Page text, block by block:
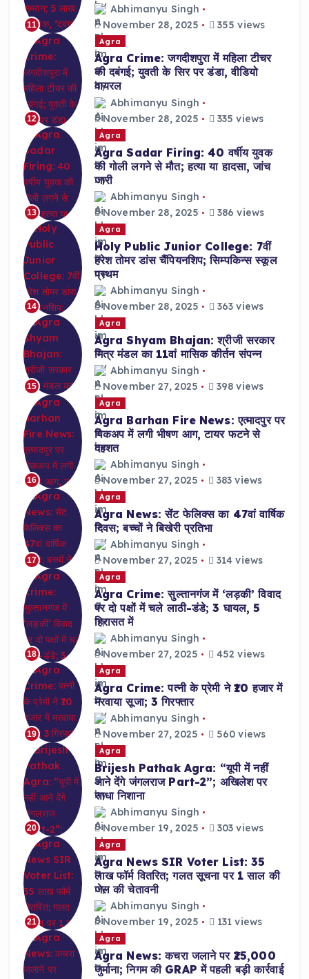
11
Abhimanyu Singh
November 28, 2025
355 views
12
Agra
Agra Crime: जगदीशपुरा में महिला टीचर
की दबंगई; युवती के सिर पर डंडा, वीडियो
वायरल
Abhimanyu Singh
November 28, 2025
335 views
13
Agra
Agra Sadar Firing: 40 वर्षीय युवक
की गोली लगने से मौत; हत्या या हादसा, जांच
जारी
Abhimanyu Singh
November 28, 2025
386 views
14
Agra
Holy Public Junior College: 7वीं
हरेश तोमर डांस चैंपियनशिप; सिम्पकिन्स स्कूल
प्रथम
Abhimanyu Singh
November 28, 2025
363 views
15
Agra
Agra Shyam Bhajan: श्रीजी सरकार
मित्र मंडल का 11वां मासिक कीर्तन संपन्न
Abhimanyu Singh
November 27, 2025
398 views
16
Agra
Agra Barhan Fire News: एत्मादपुर पर
पिकअप में लगी भीषण आग, टायर फटने से
दहशत
Abhimanyu Singh
November 27, 2025
383 views
17
Agra
Agra News: सेंट फेलिक्स का 47वां वार्षिक
दिवस; बच्चों ने बिखेरी प्रतिभा
Abhimanyu Singh
November 27, 2025
314 views
18
Agra
Agra Crime: सुल्तानगंज में ‘लड़की’ विवाद
पर दो पक्षों में चले लाठी-डंडे; 3 घायल, 5
हिरासत में
Abhimanyu Singh
November 27, 2025
452 views
19
Agra
Agra Crime: पत्नी के प्रेमी ने ₹10 हजार में
मरवाया सूजा; 3 गिरफ्तार
Abhimanyu Singh
November 27, 2025
560 views
20
Agra
Brijesh Pathak Agra: “यूपी में नहीं
आने देंगे जंगलराज Part-2”; अखिलेश पर
साधा निशाना
Abhimanyu Singh
November 19, 2025
303 views
21
Agra
Agra News SIR Voter List: 35
लाख फॉर्म वितरित; गलत सूचना पर 1 साल की
जेल की चेतावनी
Abhimanyu Singh
November 19, 2025
131 views
Agra
Agra News: कचरा जलाने पर ₹25,000
जुर्माना; निगम की GRAP में पहली बड़ी कार्रवाई